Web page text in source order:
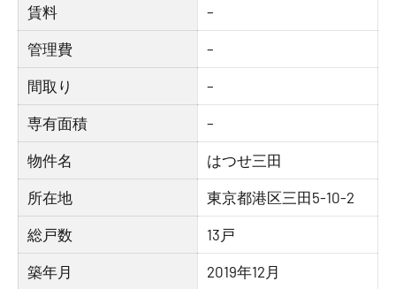
賃料 –
管理費 –
間取り –
専有面積 –
物件名 はつせ三田
所在地 東京都港区三田5-10-2
総戸数 13戸
築年月 2019年12月